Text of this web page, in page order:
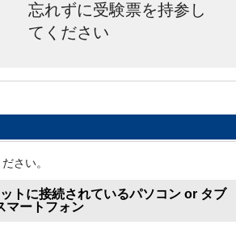
忘れずに受験票を持参し
てください
さい。
トに接続されているパソコン or タブ
マートフォン